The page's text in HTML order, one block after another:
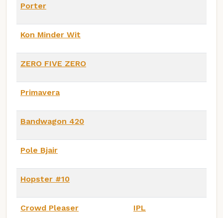
Porter
Kon Minder Wit
ZERO FIVE ZERO
Primavera
Bandwagon 420
Pole Bjair
Hopster #10
Crowd Pleaser IPL